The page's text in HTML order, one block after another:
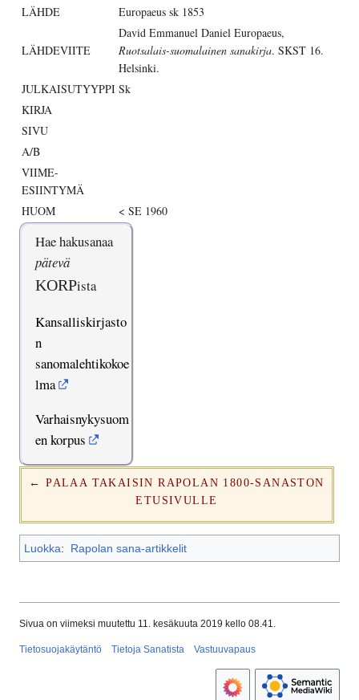
LÄHDE
Europaeus sk 1853
LÄHDEVIITE
David Emmanuel Daniel Europaeus,
Ruotsalais-suomalainen sanakirja. SKST 16.
Helsinki.
JULKAISUTYYPPI Sk
KIRJA
SIVU
A/B
VIIME-
ESIINTYMÄ
HUOM
< SE 1960
Hae hakusanaa
pätevä
KORPista
Kansalliskirjasto
n
sanomalehtikokoe
lma
Varhaisnykysuom
en korpus
← PALAA TAKAISIN RAPOLAN 1800-SANASTON
ETUSIVULLE
Luokka: Rapolan sana-artikkelit
Sivua on viimeksi muutettu 11. kesäkuuta 2019 kello 08.41.
Tietosuojakäytäntö Tietoja Sanatista Vastuuvapaus